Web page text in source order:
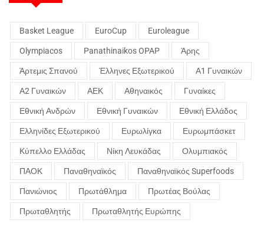
Basket League EuroCup Euroleague
Olympiacos Panathinaikos OPAP Άρης
Άρτεμις Σπανού Έλληνες Εξωτερικού Α1 Γυναικών
Α2 Γυναικών ΑΕΚ Αθηναικός Γυναίκες
Εθνική Ανδρών Εθνική Γυναικών Εθνική Ελλάδος
Ελληνίδες Εξωτερικού Ευρωλίγκα Ευρωμπάσκετ
Κύπελλο Ελλάδας Νίκη Λευκάδας Ολυμπιακός
ΠΑΟΚ Παναθηναϊκός Παναθηναϊκός Superfoods
Πανιώνιος Πρωτάθλημα Πρωτέας Βούλας
Πρωταθλητής Πρωταθλητής Ευρώπης